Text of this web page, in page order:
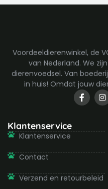
Voordeeldierenwinkel, de
van Nederland. We
dierenvoedsel. Van
in huis! Omdat jouw
F
a
c
o
-
I
n
s
g
m
Klantenservice
Klantenservice
Contact
Verzend en retourbeleid